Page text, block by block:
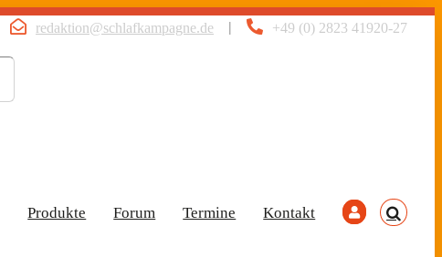
+49 (0) 2823 41920-27
|
redaktion@schlafkampagne.de
Produkte Forum Termine Kontakt